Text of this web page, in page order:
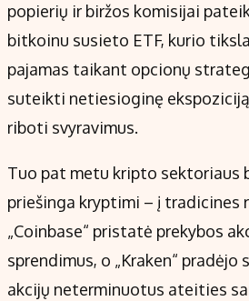
popierių ir biržos komisijai
bitkoinu susieto ETF, kurio
pajamas taikant opcionų
suteikti netiesioginę
riboti svyravimus.
Tuo pat metu kripto sektoriaus
priešinga kryptimi – į tradicines
„Coinbase“ pristatė prekybos
sprendimus, o „Kraken“
akcijų neterminuotus ateities